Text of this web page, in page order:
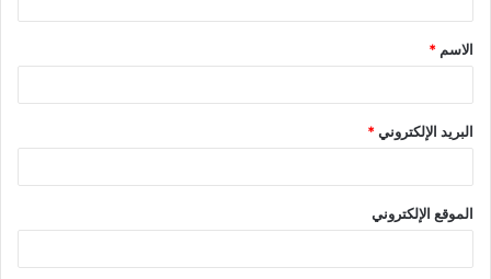
الاسم *
البريد الإلكتروني*
الموقع الإلكتروني